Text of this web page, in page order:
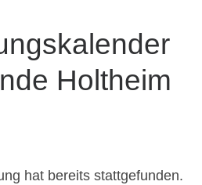
Holtheim
hat bereits stattgefunden.